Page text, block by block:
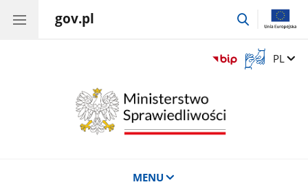
gov.pl
przejdź
Otwórz
okno
Zmień
PL
MENU